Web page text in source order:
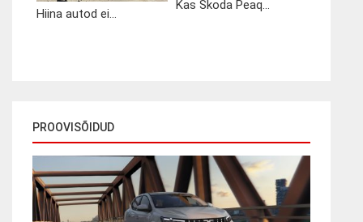
Hiina autod ei...
Kas Škoda Peaq...
PROOVISÕIDUD